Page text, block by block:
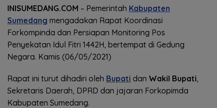
INISUMEDANG.COM – Pemerintah Kabupaten
Sumedang mengadakan Rapat Koordinasi
Forkompinda dan Persiapan Monitoring Pos
Penyekatan Idul Fitri 1442H, bertempat di Gedung
Negara. Kamis (06/05/2021)
Rapat ini turut dihadiri oleh Bupati dan Wakil Bupati
Sekretaris Daerah, DPRD dan jajaran Forkopimda
Kabupaten Sumedang.